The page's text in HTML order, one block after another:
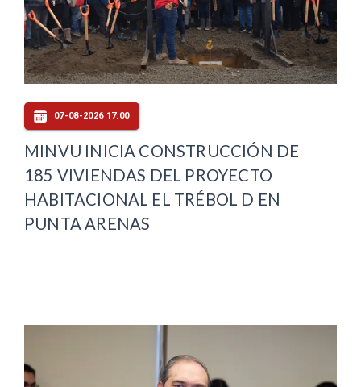
07-08-2026 17:00
MINVU INICIA CONSTRUCCIÓN DE
185 VIVIENDAS DEL PROYECTO
HABITACIONAL EL TRÉBOL D EN
PUNTA ARENAS